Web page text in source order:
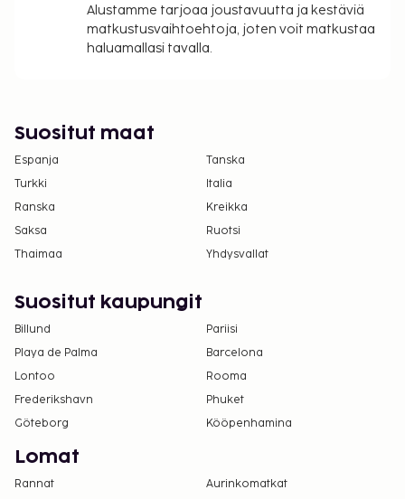
Alustamme tarjoaa joustavuutta ja kestäviä
matkustusvaihtoehtoja, joten voit matkustaa
haluamallasi tavalla.
Suositut maat
Espanja
Tanska
Turkki
Italia
Ranska
Kreikka
Saksa
Ruotsi
Thaimaa
Yhdysvallat
Suositut kaupungit
Billund
Pariisi
Playa de Palma
Barcelona
Lontoo
Rooma
Frederikshavn
Phuket
Göteborg
Kööpenhamina
Lomat
Rannat
Aurinkomatkat